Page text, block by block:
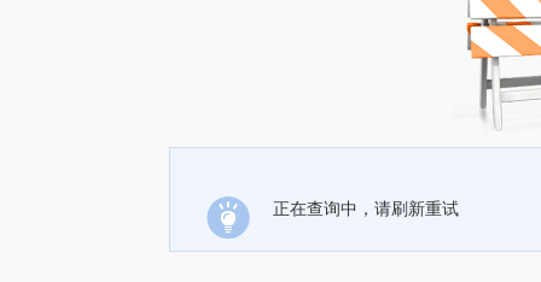
正在查询中，请刷新重试